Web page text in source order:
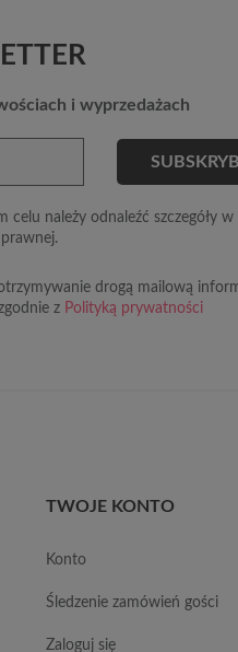
i wyprzedażach
należy odnaleźć szczegóły w
drogą mailową
z Polityką prywatności
TWOJE KONTO
konto
śledzenie zamówień gości
zaloguj się